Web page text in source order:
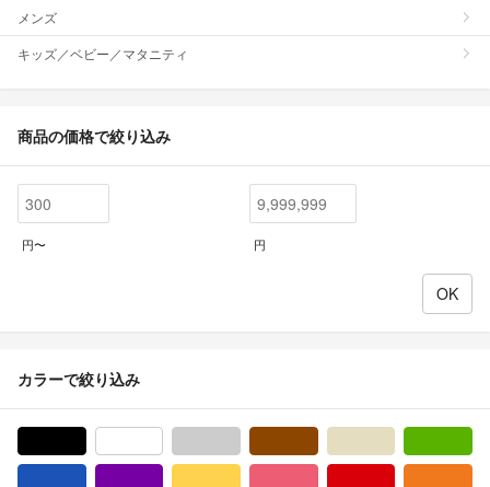
メンズ
キッズ／ベビー／マタニティ
商品の価格で絞り込み
円〜 円
カラーで絞り込み